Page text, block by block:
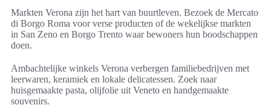
Markten Verona zijn het hart van buurtleven. Bezoek de Mercato
di Borgo Roma voor verse producten of de wekelijkse markten
in San Zeno en Borgo Trento waar bewoners hun boodschappen
doen.
Ambachtelijke winkels Verona verbergen familiebedrijven met
leerwaren, keramiek en lokale delicatessen. Zoek naar
huisgemaakte pasta, olijfolie uit Veneto en handgemaakte
souvenirs.